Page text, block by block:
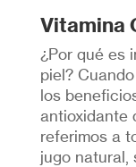
Vitamina
¿Por qué es
piel?
los
antioxidante
referimos a
jugo natural,